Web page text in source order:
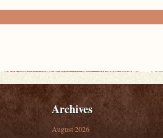
Archives
August 2026